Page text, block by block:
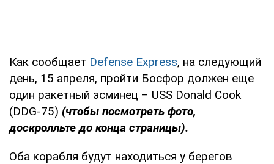
Как сообщает Defense Express, на следующий
день, 15 апреля, пройти Босфор должен еще
один ракетный эсминец – USS Donald Cook
(DDG-75) (чтобы посмотреть фото,
доскролльте до конца страницы).
Оба корабля будут находиться у берегов